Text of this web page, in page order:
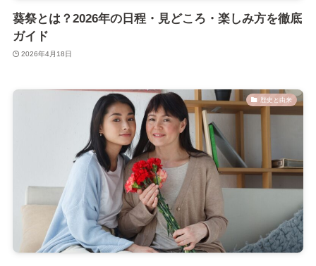
葵祭とは？2026年の日程・見どころ・楽しみ方を徹底
ガイド
2026年4月18日
歴史と由来